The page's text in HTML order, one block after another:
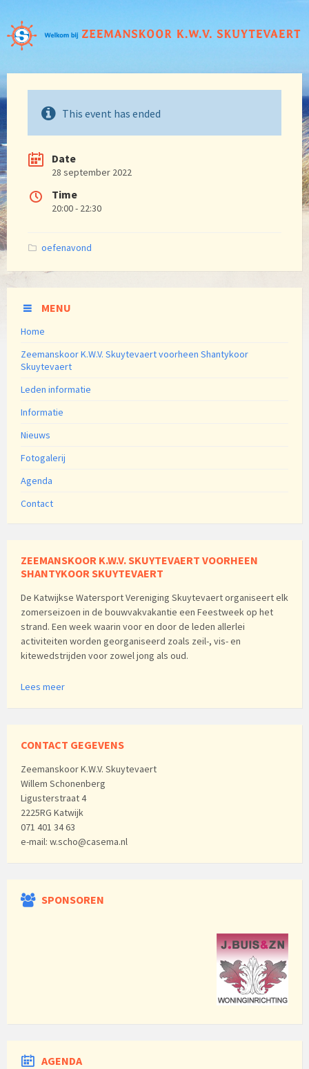
This event has ended
Date
28 september 2022
Time
20:00 - 22:30
Categories:
oefenavond
MENU
Home
Zeemanskoor K.W.V. Skuytevaert voorheen Shantykoor
Skuytevaert
Leden informatie
Informatie
Nieuws
Fotogalerij
Agenda
Contact
ZEEMANSKOOR K.W.V. SKUYTEVAERT VOORHEEN
SHANTYKOOR SKUYTEVAERT
De Katwijkse Watersport Vereniging Skuytevaert organiseert elk
zomerseizoen in de bouwvakvakantie een Feestweek op het
strand. Een week waarin voor en door de leden allerlei
activiteiten worden georganiseerd zoals zeil-, vis- en
kitewedstrijden voor zowel jong als oud.
Lees meer
CONTACT GEGEVENS
Zeemanskoor K.W.V. Skuytevaert
Willem Schonenberg
Ligusterstraat 4
2225RG Katwijk
071 401 34 63
e-mail: w.scho@casema.nl
SPONSOREN
AGENDA